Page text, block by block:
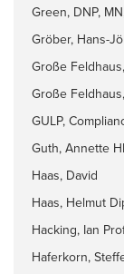
Green, DNP,
Gröber, Hans-
Große
Große
GULP,
Guth, Annette
Haas, David
Haas, Helmut
Hacking, Ian
Haferkorn,